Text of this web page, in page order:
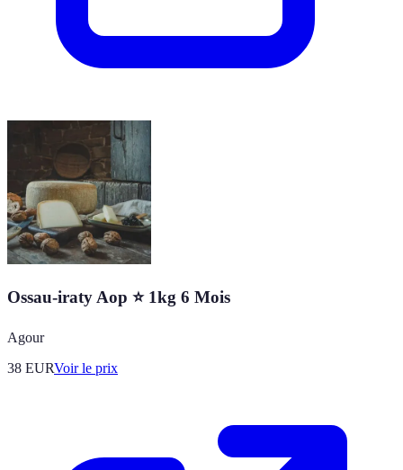
Ossau-iraty Aop ⭐ 1kg 6 Mois
Agour
38 EURVoir le prix